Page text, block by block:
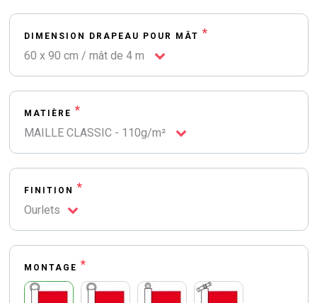
DIMENSION DRAPEAU POUR MÂT *
60 x 90 cm / mât de 4 m
MATIÈRE *
MAILLE CLASSIC - 110g/m²
FINITION *
Ourlets
MONTAGE *